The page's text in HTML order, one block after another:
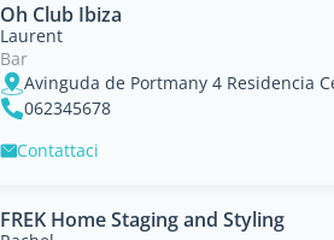
Oh Club Ibiza
Laurent
Bar
Avinguda de Portmany 4 Residencia
062345678
Contattaci
FREK Home Staging and Styling